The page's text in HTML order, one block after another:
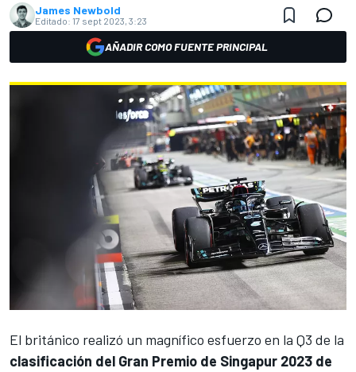
James Newbold
Editado: 17 sept 2023, 3:23
AÑADIR COMO FUENTE PRINCIPAL
El británico realizó un magnífico esfuerzo en la Q3 de la
clasificación del Gran Premio de Singapur 2023 de